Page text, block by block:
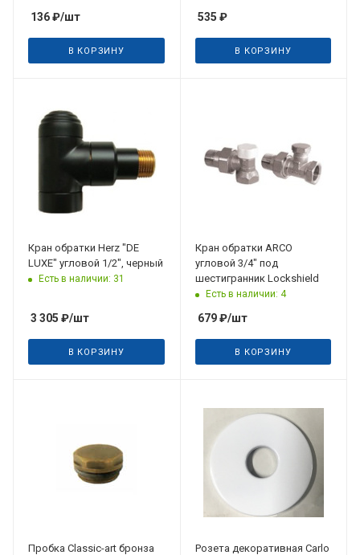
136₽/шт
В КОРЗИНУ
535 ₽
В КОРЗИНУ
Кран обратки Herz "DE
LUXE" угловой 1/2", черный
Есть в наличии: 31
3 305 ₽/шт
В КОРЗИНУ
Кран обратки ARCO
угловой 3/4" под
шестигранник Lockshield
Есть в наличии: 4
679₽/шт
В КОРЗИНУ
Пробка Classic-art бронза
Розета декоративная Carlo